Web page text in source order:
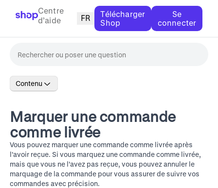
Centre
d’aide
FR
Télécharger
Shop
Se
connecter
Contenu
Marquer une commande
comme livrée
Vous pouvez marquer une commande comme livrée après
l’avoir reçue. Si vous marquez une commande comme livrée,
mais que vous ne l’avez pas reçue, vous pouvez annuler le
marquage de la commande pour vous assurer de suivre vos
commandes avec précision.